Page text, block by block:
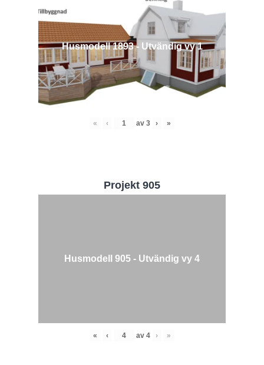
Husmodell 1893 - Utvändig vy 1
« ‹ av 3 › »
Projekt 905
Husmodell 905 - Utvändig vy 4
« ‹ av 4 › »